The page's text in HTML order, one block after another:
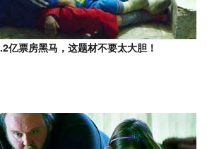
亿票房黑马，这题材不要太大胆！